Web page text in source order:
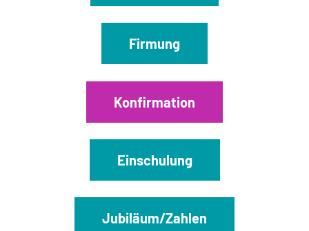
Firmung
Konfirmation
Einschulung
Jubiläum/Zahlen